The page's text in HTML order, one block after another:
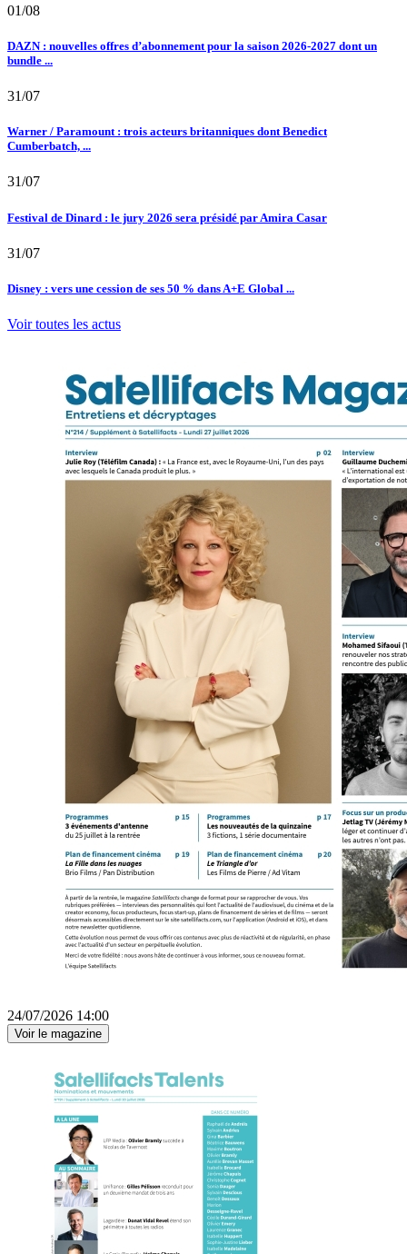
01/08
DAZN : nouvelles offres d’abonnement pour la saison 2026-2027 dont un
bundle ...
31/07
Warner / Paramount : trois acteurs britanniques dont Benedict
Cumberbatch, ...
31/07
Festival de Dinard : le jury 2026 sera présidé par Amira Casar
31/07
Disney : vers une cession de ses 50 % dans A+E Global ...
Voir toutes les actus
24/07/2026 14:00
Voir le magazine